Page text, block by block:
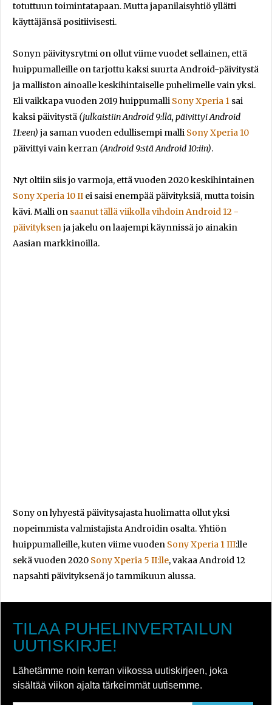
totuttuun toimintatapaan. Mutta japanilaisyhtiö yllätti
käyttäjänsä positiivisesti.
Sonyn päivitysrytmi on ollut viime vuodet sellainen, että
huippumalleille on tarjottu kaksi suurta Android-päivitystä
ja malliston ainoalle keskihintaiselle puhelimelle vain yksi.
Eli vaikkapa vuoden 2019 huippumalli Sony Xperia 1 sai
kaksi päivitystä (julkaistiin Android 9:llä, päivittyi Android
11:een) ja saman vuoden edullisempi malli Sony Xperia 10
päivittyi vain kerran (Android 9:stä Android 10:iin).
Nyt oltiin siis jo varmoja, että vuoden 2020 keskihintainen
Sony Xperia 10 II ei saisi enempää päivityksiä, mutta toisin
kävi. Malli on saanut tällä viikolla vihdoin Android 12 -
päivityksenja jakelu on laajempi käynnissä jo ainakin
Aasian markkinoilla.
Sony on lyhyestä päivitysajasta huolimatta ollut yksi
nopeimmista valmistajista Androidin osalta. Yhtiön
huippumalleille, kuten viime vuoden Sony Xperia 1 III:lle
sekä vuoden 2020 Sony Xperia 5 II:lle, vakaa Android 12
napsahti päivityksenä jo tammikuun alussa.
TILAA PUHELINVERTAILUN
UUTISKIRJE!
Lähetämme noin kerran viikossa uutiskirjeen, joka
sisältää viikon ajalta tärkeimmät uutisemme.